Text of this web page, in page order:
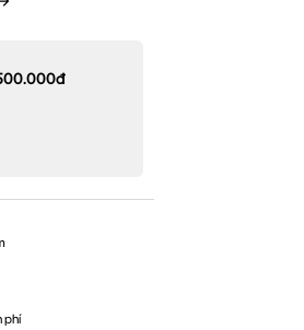
phí